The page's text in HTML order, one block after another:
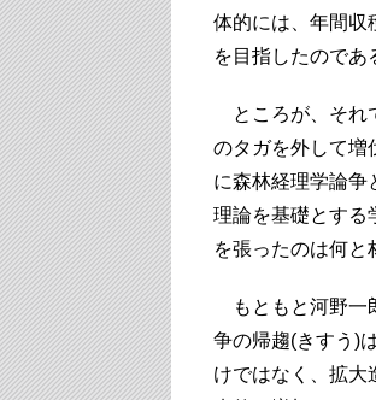
体的には、年間収
を目指したのであ
ところが、それ
のタガを外して増
に森林経理学論争
理論を基礎とする
を張ったのは何と
もともと河野一
争の帰趨(きすう)
けではなく、拡大